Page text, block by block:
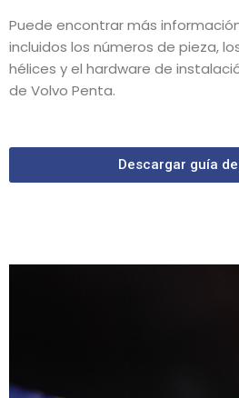
Puede encontrar más
incluidos los números de pieza,
hélices y el hardware de
de Volvo Penta.
Descargar guía